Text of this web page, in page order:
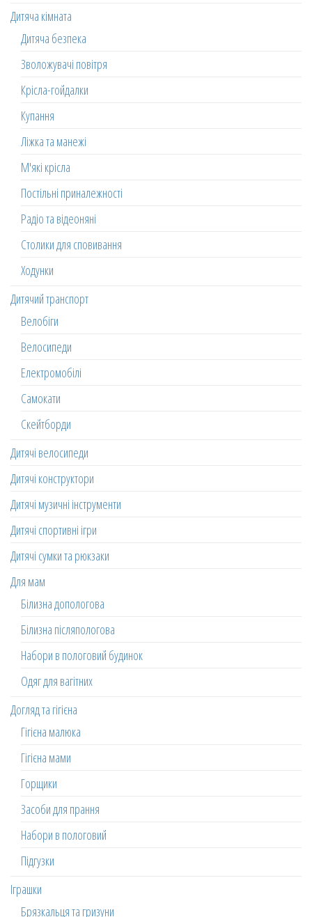
Дитяча кімната
Дитяча безпека
Зволожувачі повітря
Крісла-гойдалки
Купання
Ліжка та манежі
М'які крісла
Постільні приналежності
Радіо та відеоняні
Столики для сповивання
Ходунки
Дитячий транспорт
Велобіги
Велосипеди
Електромобілі
Самокати
Скейтборди
Дитячі велосипеди
Дитячі конструктори
Дитячі музичні інструменти
Дитячі спортивні ігри
Дитячі сумки та рюкзаки
Для мам
Білизна допологова
Білизна післяпологова
Набори в пологовий будинок
Одяг для вагітних
Догляд та гігієна
Гігієна малюка
Гігієна мами
Горщики
Засоби для прання
Набори в пологовий
Підгузки
Іграшки
Брязкальця та гризуни